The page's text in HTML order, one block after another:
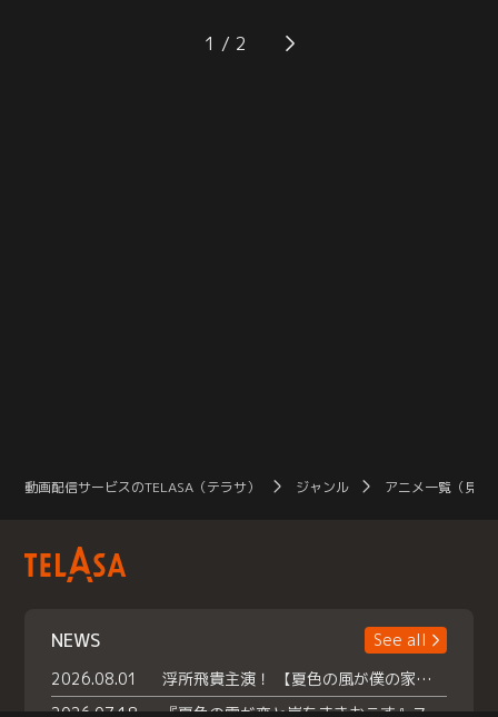
る日、隣のクラスのルークが「デュ
エルの王」の噂を伝える。興味津々
る日、隣のクラスのルークが「デュ
エルの王」の噂を伝える。興味津々
1
動画配信サービスのTELASA（テラサ） ジャンル アニメ一覧（見放
NEWS
See all
2026.08.01
浮所飛貴主演！ 【夏色の風が僕の家にやってきた】 本日よりテラサで独占配信スタート！